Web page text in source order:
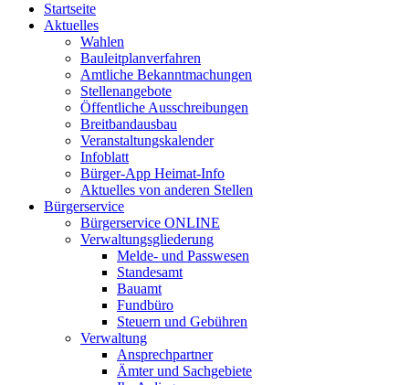
Startseite
Aktuelles
Wahlen
Bauleitplanverfahren
Amtliche Bekanntmachungen
Stellenangebote
Öffentliche Ausschreibungen
Breitbandausbau
Veranstaltungskalender
Infoblatt
Bürger-App Heimat-Info
Aktuelles von anderen Stellen
Bürgerservice
Bürgerservice ONLINE
Verwaltungsgliederung
Melde- und Passwesen
Standesamt
Bauamt
Fundbüro
Steuern und Gebühren
Verwaltung
Ansprechpartner
Ämter und Sachgebiete